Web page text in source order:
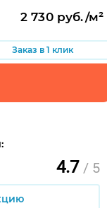
2 730 руб./м²
Заказ в 1 клик
4.7 / 5